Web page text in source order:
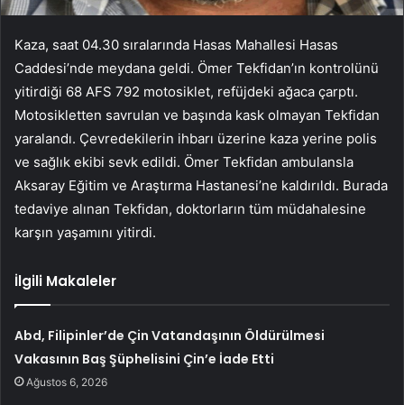
Kaza, saat 04.30 sıralarında Hasas Mahallesi Hasas
Caddesi’nde meydana geldi. Ömer Tekfidan’ın kontrolünü
yitirdiği 68 AFS 792 motosiklet, refüjdeki ağaca çarptı.
Motosikletten savrulan ve başında kask olmayan Tekfidan
yaralandı. Çevredekilerin ihbarı üzerine kaza yerine polis
ve sağlık ekibi sevk edildi. Ömer Tekfidan ambulansla
Aksaray Eğitim ve Araştırma Hastanesi’ne kaldırıldı. Burada
tedaviye alınan Tekfidan, doktorların tüm müdahalesine
karşın yaşamını yitirdi.
İlgili Makaleler
Abd, Filipinler’de Çin Vatandaşının Öldürülmesi
Vakasının Baş Şüphelisini Çin’e İade Etti
Ağustos 6, 2026